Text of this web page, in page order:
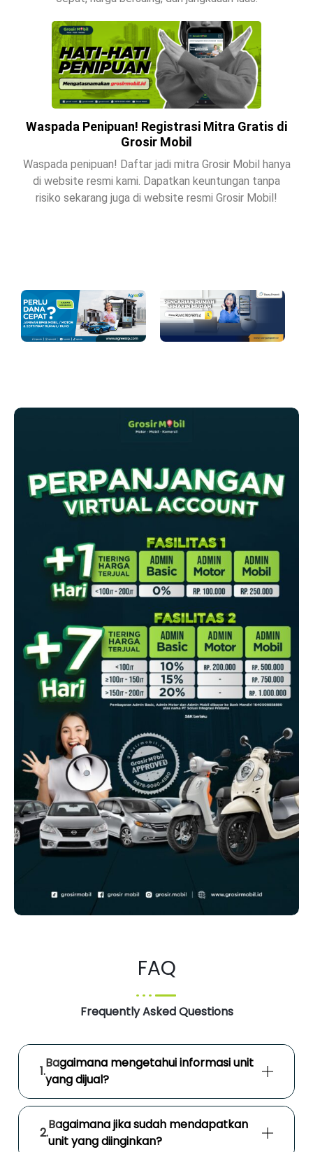
Waspada Penipuan! Registrasi Mitra Gratis di
Grosir Mobil
Waspada penipuan! Daftar jadi mitra Grosir Mobil hanya
di website resmi kami. Dapatkan keuntungan tanpa
risiko sekarang juga di website resmi Grosir Mobil!
FAQ
Frequently Asked Questions
Bagaimana mengetahui informasi unit
yang dijual?
Bagaimana jika sudah mendapatkan
unit yang diinginkan?